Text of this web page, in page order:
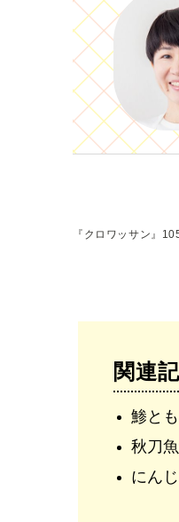
『クロワッサン』
関連
鯵と
秋刀
にん